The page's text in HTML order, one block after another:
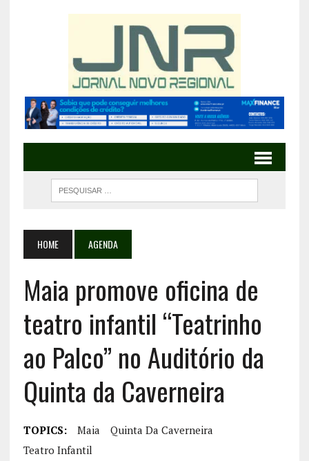
HOME AGENDA
Maia promove oficina de
teatro infantil “Teatrinho
ao Palco” no Auditório da
Quinta da Caverneira
TOPICS: Maia
Quinta Da Caverneira
Teatro Infantil